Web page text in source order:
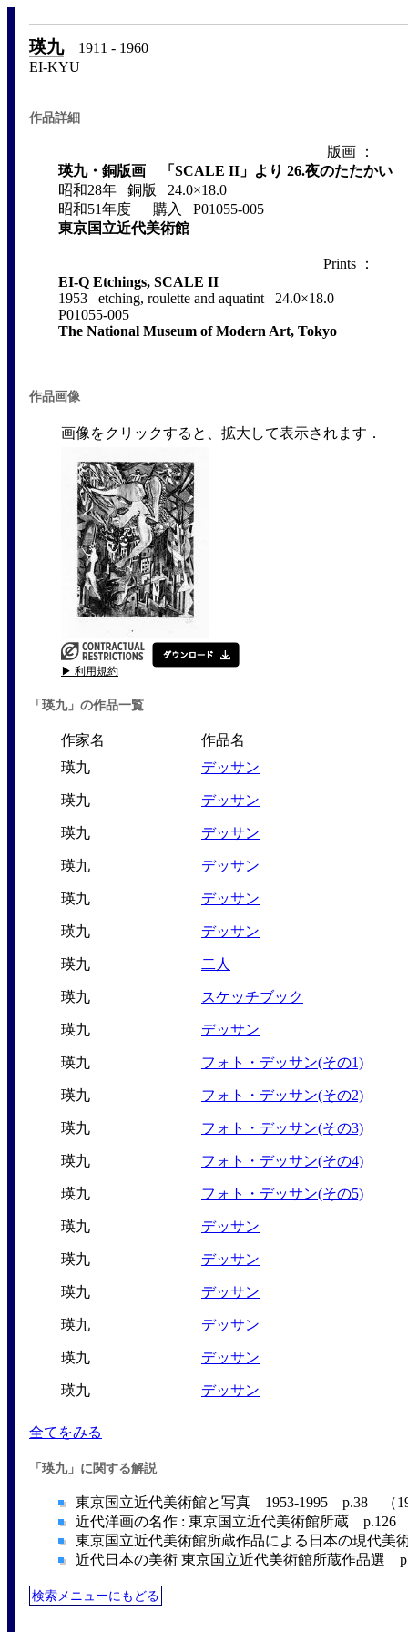
瑛九1911 - 1960
EI-KYU
作品詳細
版画 ：
瑛九・銅版画 「SCALE II」より 26.夜のたたかい
昭和28年 銅版 24.0×18.0
昭和51年度 購入 P01055-005
東京国立近代美術館
Prints ：
EI-Q Etchings, SCALE II
1953 etching, roulette and aquatint 24.0×18.0
P01055-005
The National Museum of Modern Art, Tokyo
作品画像
画像をクリックすると、拡大して表示されます．
▶ 利用規約
「瑛九」の作品一覧
作家名
作品名
瑛九
デッサン
瑛九 デッサン
瑛九 デッサン
瑛九 デッサン
瑛九 デッサン
瑛九 デッサン
瑛九 二人
瑛九 スケッチブック
瑛九 デッサン
瑛九 フォト・デッサン(その1)
瑛九 フォト・デッサン(その2)
瑛九 フォト・デッサン(その3)
瑛九 フォト・デッサン(その4)
瑛九 フォト・デッサン(その5)
瑛九 デッサン
瑛九 デッサン
瑛九 デッサン
瑛九 デッサン
瑛九 デッサン
瑛九 デッサン
全てをみる
「瑛九」に関する解説
東京国立近代美術館と写真 1953-1995 p.38 （
近代洋画の名作 : 東京国立近代美術館所蔵 p.126
東京国立近代美術館所蔵作品による日本の現代
近代日本の美術 東京国立近代美術館所蔵作品選
検索メニューにもどる